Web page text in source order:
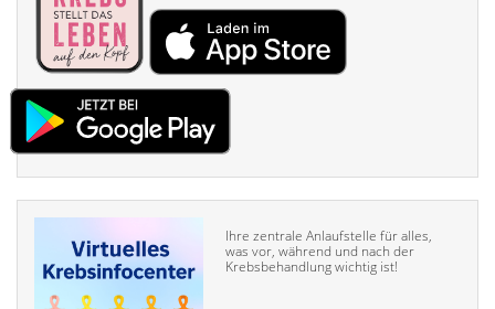
Ihre zentrale Anlaufstelle für alles,
was vor, während und nach der
Krebsbehandlung wichtig ist!